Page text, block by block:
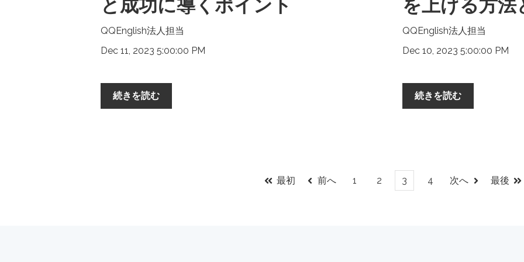
と成功に導くポイント
QQEnglish法人担当
Dec 11, 2023 5:00:00 PM
続きを読む
を上げる方法
QQEnglish法人担当
Dec 10, 2023 5:00:00 PM
続きを読む
最初 前へ 1 2 3 4 次へ 最後